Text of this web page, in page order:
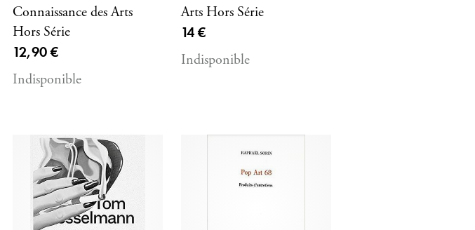
Connaissance des Arts
Hors Série
Prix ​​actuel
12,90 €
Indisponible
Arts Hors Série
Prix ​​actuel
14 €
Indisponible